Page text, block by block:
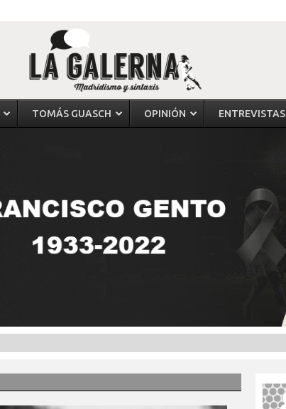
TOMÁS GUASCH OPINIÓN ENTREVISTAS